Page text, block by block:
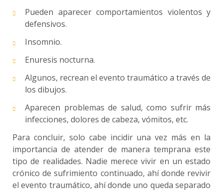
Pueden aparecer comportamientos violentos y
defensivos.
Insomnio.
Enuresis nocturna.
Algunos, recrean el evento traumático a través de
los dibujos.
Aparecen problemas de salud, como sufrir más
infecciones, dolores de cabeza, vómitos, etc.
Para concluir, solo cabe incidir una vez más en la
importancia de atender de manera temprana este
tipo de realidades. Nadie merece vivir en un estado
crónico de sufrimiento continuado, ahí donde revivir
el evento traumático, ahí donde uno queda separado